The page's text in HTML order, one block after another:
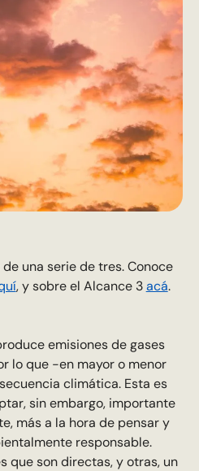
una serie de tres. Conoce
, y sobre el Alcance 3acá.
emisiones de gases
lo que -en mayor o menor
climática. Esta es
sin embargo, importante
más a la hora de pensar y
responsable.
que son directas, y otras, un